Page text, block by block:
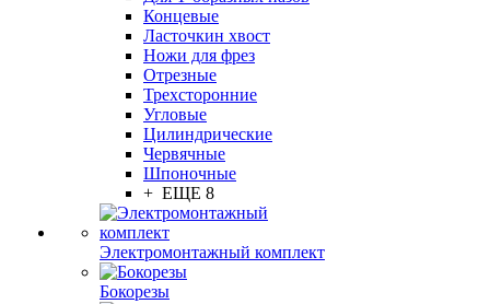
Концевые
Ласточкин хвост
Ножи для фрез
Отрезные
Трехсторонние
Угловые
Цилиндрические
Червячные
Шпоночные
+ ЕЩЕ 8
Электромонтажный комплект
Бокорезы